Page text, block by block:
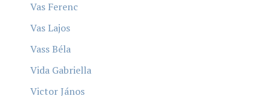
Vas Ferenc
Vas Lajos
Vass Béla
Vida Gabriella
Victor János